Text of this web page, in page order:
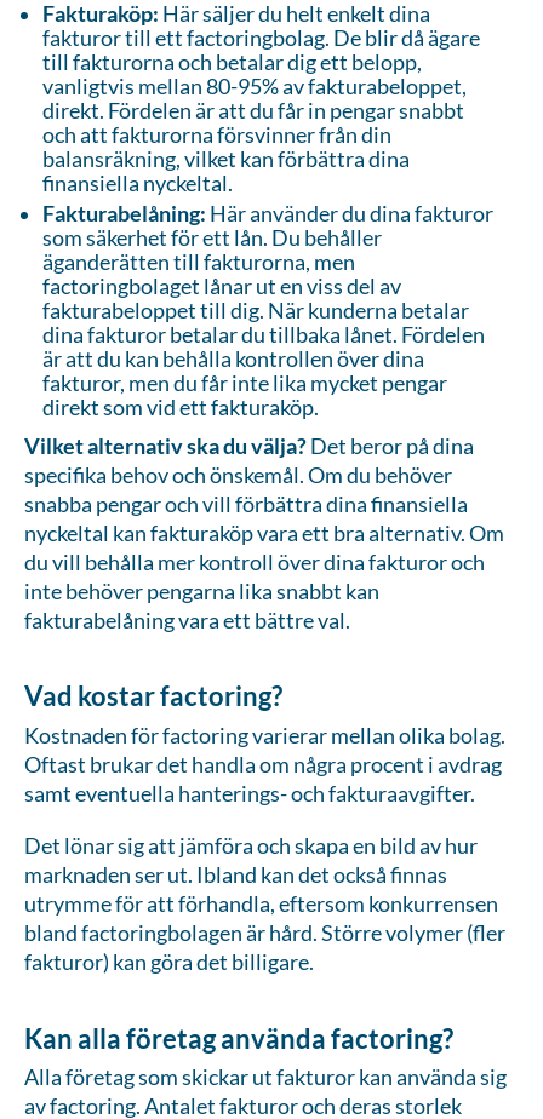
Fakturaköp: Här säljer du helt enkelt dina
fakturor till ett factoringbolag. De blir då ägare
till fakturorna och betalar dig ett belopp,
vanligtvis mellan 80-95% av fakturabeloppet,
direkt. Fördelen är att du får in pengar snabbt
och att fakturorna försvinner från din
balansräkning, vilket kan förbättra dina
finansiella nyckeltal.
Fakturabelåning: Här använder du dina fakturor
som säkerhet för ett lån. Du behåller
äganderätten till fakturorna, men
factoringbolaget lånar ut en viss del av
fakturabeloppet till dig. När kunderna betalar
dina fakturor betalar du tillbaka lånet. Fördelen
är att du kan behålla kontrollen över dina
fakturor, men du får inte lika mycket pengar
direkt som vid ett fakturaköp.
Vilket alternativ ska du välja?Det beror på dina
specifika behov och önskemål. Om du behöver
snabba pengar och vill förbättra dina finansiella
nyckeltal kan fakturaköp vara ett bra alternativ. Om
du vill behålla mer kontroll över dina fakturor och
inte behöver pengarna lika snabbt kan
fakturabelåning vara ett bättre val.
Vad kostar factoring?
Kostnaden för factoring varierar mellan olika bolag.
Oftast brukar det handla om några procent i avdrag
samt eventuella hanterings- och fakturaavgifter.
Det lönar sig att jämföra och skapa en bild av hur
marknaden ser ut. Ibland kan det också finnas
utrymme för att förhandla, eftersom konkurrensen
bland factoringbolagen är hård. Större volymer (fler
fakturor) kan göra det billigare.
Kan alla företag använda factoring?
Alla företag som skickar ut fakturor kan använda sig
av factoring. Antalet fakturor och deras storlek